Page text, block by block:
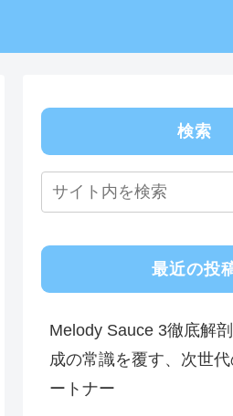
検索
最近の投
Melody Sauce 3徹底解
成の常識を覆す、次世
ートナー